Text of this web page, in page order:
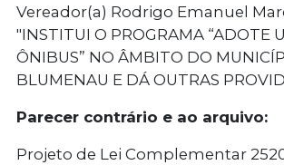
Vereador(a) Rodrigo Emanuel
"INSTITUI O PROGRAMA “ADOTE
ÔNIBUS” NO ÂMBITO DO
BLUMENAU E DÁ OUTRAS
Parecer contrário e ao arquivo:
Projeto de Lei Complementar